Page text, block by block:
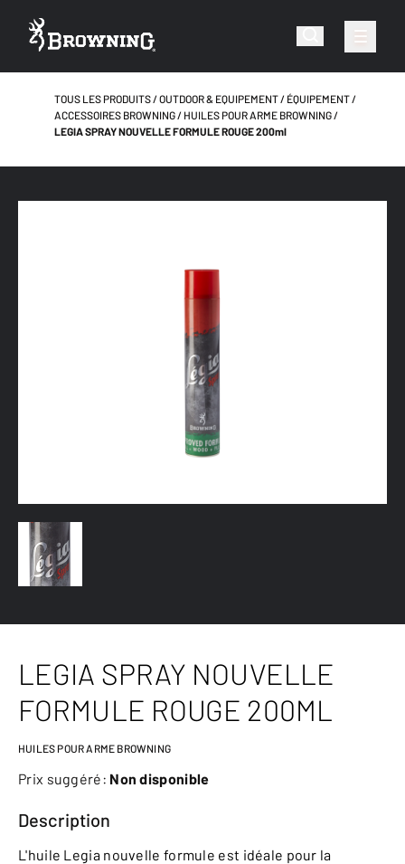
TOUS LES PRODUITS OUTDOOR & EQUIPEMENT
ÉQUIPEMENT
ACCESSOIRES BROWNING
HUILES POUR ARME BROWNING
LEGIA SPRAY NOUVELLE FORMULE ROUGE 200ml
LEGIA SPRAY NOUVELLE
FORMULE ROUGE 200ML
HUILES POUR ARME BROWNING
Prix suggéré: Non disponible
Description
L'huile Legia nouvelle formule est idéale pour la